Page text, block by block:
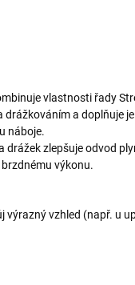
vlastnosti řady
drážkováním a doplňuje
náboje.
drážek zlepšuje odvod
výkonu.
výrazný vzhled (např. u